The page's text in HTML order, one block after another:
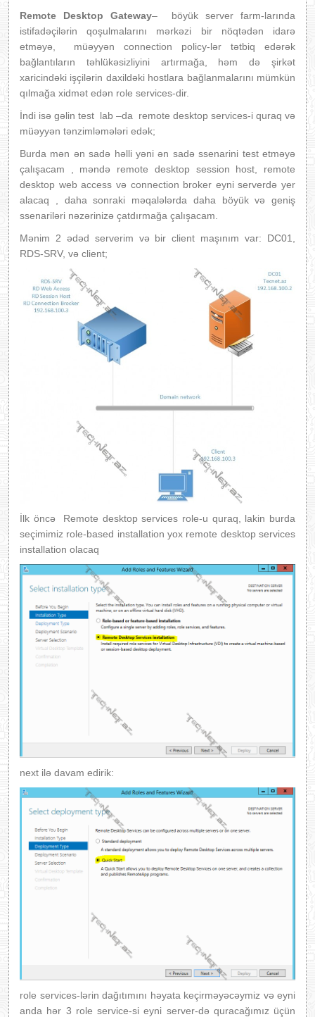
Remote Desktop Gateway– böyük server farm-larında
istifadəçilərin qoşulmalarını mərkəzi bir nöqtədən idarə
etməyə, müəyyən connection policy-lər tətbiq edərək
bağlantıların təhlükəsizliyini artırmağa, həm də şirkət
xaricindəki işçilərin daxildəki hostlara bağlanmalarını mümkün
qılmağa xidmət edən role services-dir.
İndi isə gəlin test lab –da remote desktop services-i quraq və
müəyyən tənzimləmələri edək;
Burda mən ən sadə həlli yəni ən sadə ssenarini test etməyə
çalışacam , məndə remote desktop session host, remote
desktop web access və connection broker eyni serverdə yer
alacaq , daha sonraki məqalələrda daha böyük və geniş
ssenariləri nəzərinizə çatdırmağa çalışacam.
Mənim 2 ədəd serverim və bir client maşınım var: DC01,
RDS-SRV, və client;
İlk öncə Remote desktop services role-u quraq, lakin burda
seçimimiz role-based installation yox remote desktop services
installation olacaq
next ilə davam edirik:
role services-lərin dağıtımını həyata keçirməyəcəymiz və eyni
anda hər 3 role service-si eyni server-də quracağımız üçün